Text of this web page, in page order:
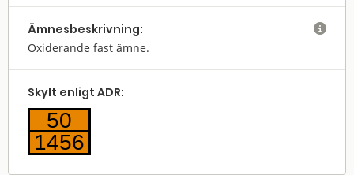
Ämnes­beskrivning:
Oxiderande fast ämne.

Skylt enligt ADR:
50
1456